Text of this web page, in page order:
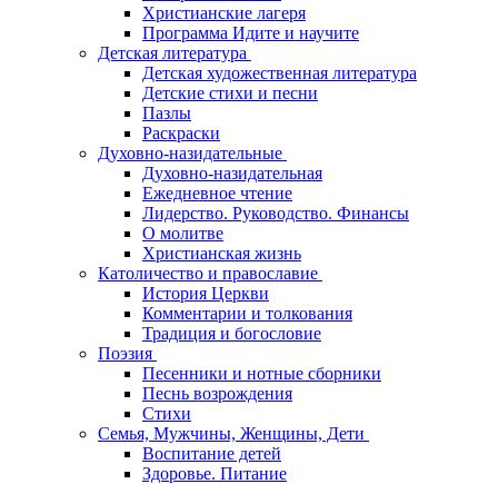
Христианские лагеря
Программа Идите и научите
Детская литература
Детская художественная литература
Детские стихи и песни
Пазлы
Раскраски
Духовно-назидательные
Духовно-назидательная
Ежедневное чтение
Лидерство. Руководство. Финансы
О молитве
Христианская жизнь
Католичество и православие
История Церкви
Комментарии и толкования
Традиция и богословие
Поэзия
Песенники и нотные сборники
Песнь возрождения
Стихи
Семья, Мужчины, Женщины, Дети
Воспитание детей
Здоровье. Питание